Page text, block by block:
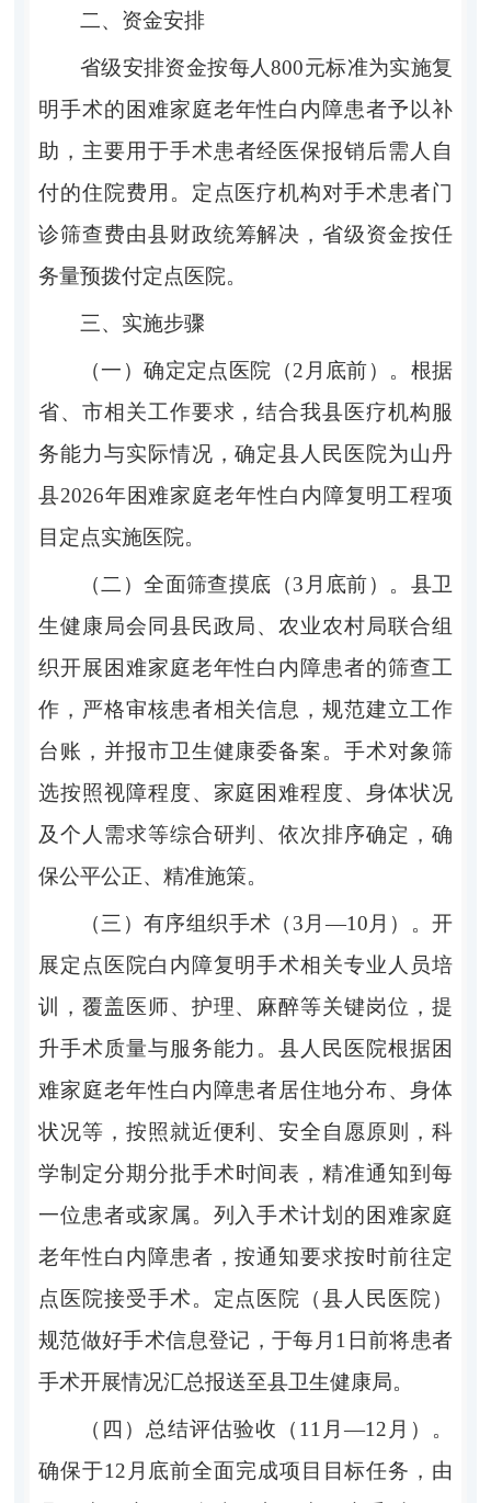
二、资金安排
省级安排资金按每人800元标准为实施复
明手术的困难家庭老年性白内障患者予以补
助， 主要用于手术患者经医保报销后需人自
付的住院费用。定点医疗机构对手术患者门
诊筛查费由县财政统筹解决，省级资金按任
务量预拨付定点医院。
三、实施步骤
（一）确定定点医院（2 月底前）。 根据
省、市相关工作要求，结合我县医疗机构服
务能力与实际情况，确定县人民医院为山丹
县2026年困难家庭老年性白内障复明工程项
目定点实施医院。
（二）全面筛查摸底（3 月底前）。 县卫
生健康局会同县民政局、农业农村局联合组
织开展困难家庭老年性白内障患者的筛查工
作，严格审核患者相关信息，规范建立工作
台账，并报市卫生健康委备案。手术对象筛
选按照视障程度、家庭困难程度、身体状况
及个人需求等综合研判、依次排序确定，确
保公平公正、精准施策。
（三）有序组织手术（ 3 月—10 月） 。开
展定点医院白内障复明手术相关专业人员培
训，覆盖医师、护理、麻醉等关键岗位，提
升手术质量与服务能力。县人民医院根据困
难家庭老年性白内障患者居住地分布、身体
状况等，按照就近便利、安全自愿原则，科
学制定分期分批手术时间表，精准通知到每
一位患者或家属。列入手术计划的困难家庭
老年性白内障患者，按通知要求按时前往定
点医院接受手术。定点医院（县人民医院）
规范做好手术信息登记，于每月 1 日前将患者
手术开展情况汇总报送至县卫生健康局。
（四）总结评估验收 （ 11 月—12 月） 。
确保于12 月底前全面完成项目目标任务，由